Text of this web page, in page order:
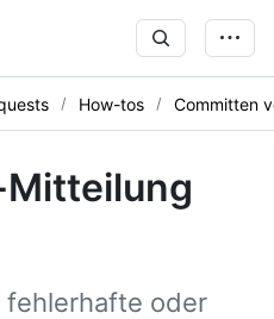
How-tos Committen
Mitteilung
fehlerhafte oder